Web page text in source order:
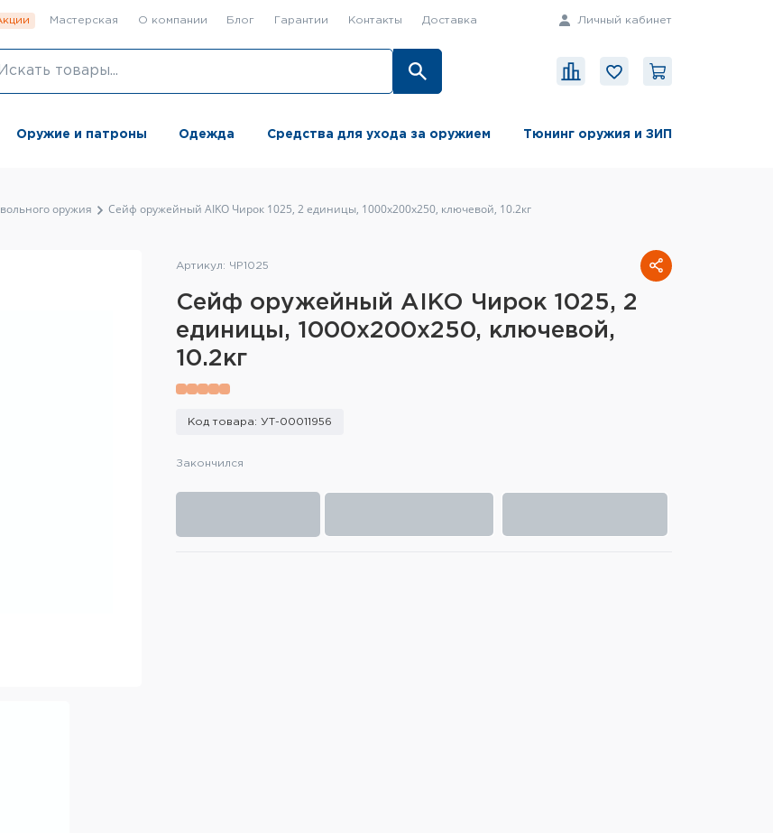
Мастерская О компании Блог Гарантии Контакты Доставка Личный кабинет
Оружие и патроны Одежда Средства для ухода за оружием Тюнинг оружия и ЗИП
оружия Сейф оружейный AIKO Чирок 1025, 2 единицы, 1000x200x250, ключевой, 10.2кг
Артикул: ЧР1025
Сейф оружейный AIKO Чирок 1025, 2
единицы, 1000x200x250, ключевой,
10.2кг
Код товара: УТ-00011956
Закончился